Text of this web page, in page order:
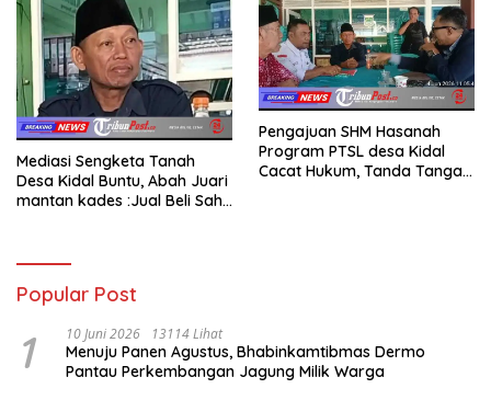
Mediasi Sengketa Tanah
Desa Kidal Buntu, Abah Juari
mantan kades :Jual Beli Sah,
Membatalkan Hak Warga.
Pengajuan SHM Hasanah
Program PTSL desa Kidal
Cacat Hukum, Tanda Tangan
Popular Post
1 10 Juni 2026 13114 Lihat
Menuju Panen Agustus, Bhabinkamtibmas Dermo
Pantau Perkembangan Jagung Milik Warga